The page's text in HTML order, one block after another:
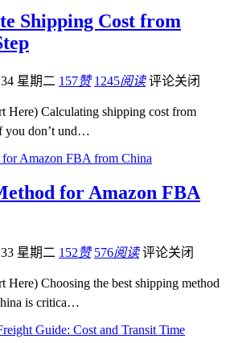
Shipping Cost from
星期二 157赞 1245阅读 评论关闭
Here) Calculating shipping cost from
you don’t und…
for Amazon FBA
星期二 152赞 576阅读 评论关闭
Choosing the best shipping method
is critica…